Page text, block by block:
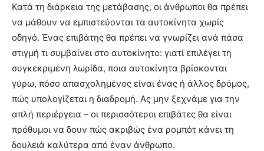
Κατά τη διάρκεια της μετάβασης, οι άνθρωποι θα πρέπει
να μάθουν να εμπιστεύονται τα αυτοκίνητα χωρίς
οδηγό. Ένας επιβάτης θα πρέπει να γνωρίζει ανά πάσα
στιγμή τι συμβαίνει στο αυτοκίνητο: γιατί επιλέγει τη
συγκεκριμένη λωρίδα, ποια αυτοκίνητα βρίσκονται
γύρω, πόσο απασχολημένος είναι ένας ή άλλος δρόμος,
πώς υπολογίζεται η διαδρομή. Ας μην ξεχνάμε για την
απλή περιέργεια – οι περισσότεροι επιβάτες θα είναι
πρόθυμοι να δουν πώς ακριβώς ένα ρομπότ κάνει τη
δουλειά καλύτερα από έναν άνθρωπο.